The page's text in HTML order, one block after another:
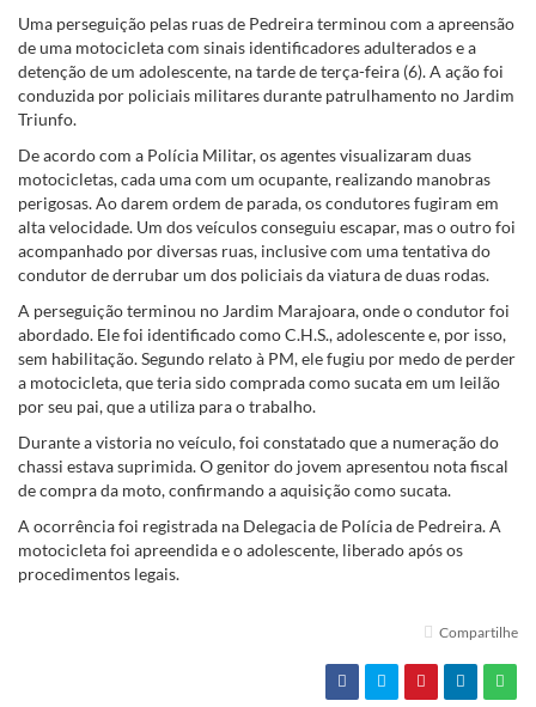
Uma perseguição pelas ruas de Pedreira terminou com a apreensão
de uma motocicleta com sinais identificadores adulterados e a
detenção de um adolescente, na tarde de terça-feira (6). A ação foi
conduzida por policiais militares durante patrulhamento no Jardim
Triunfo.
De acordo com a Polícia Militar, os agentes visualizaram duas
motocicletas, cada uma com um ocupante, realizando manobras
perigosas. Ao darem ordem de parada, os condutores fugiram em
alta velocidade. Um dos veículos conseguiu escapar, mas o outro foi
acompanhado por diversas ruas, inclusive com uma tentativa do
condutor de derrubar um dos policiais da viatura de duas rodas.
A perseguição terminou no Jardim Marajoara, onde o condutor foi
abordado. Ele foi identificado como C.H.S., adolescente e, por isso,
sem habilitação. Segundo relato à PM, ele fugiu por medo de perder
a motocicleta, que teria sido comprada como sucata em um leilão
por seu pai, que a utiliza para o trabalho.
Durante a vistoria no veículo, foi constatado que a numeração do
chassi estava suprimida. O genitor do jovem apresentou nota fiscal
de compra da moto, confirmando a aquisição como sucata.
A ocorrência foi registrada na Delegacia de Polícia de Pedreira. A
motocicleta foi apreendida e o adolescente, liberado após os
procedimentos legais.
Compartilhe